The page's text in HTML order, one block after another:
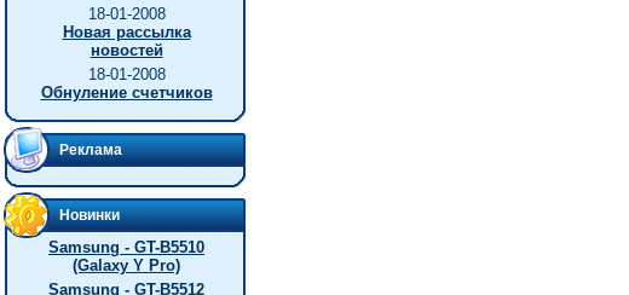
18-01-2008
Новая рассылка
новостей
18-01-2008
Обнуление счетчиков
Реклама
Новинки
Samsung - GT-B5510
(Galaxy Y Pro)
Samsung - GT-B5512